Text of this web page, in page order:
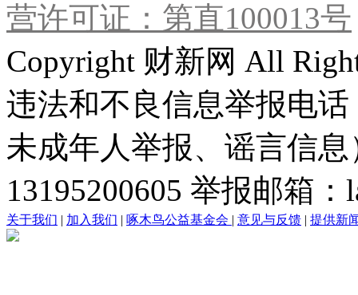
营许可证：第直100013号
Copyright 财新网 All
违法和不良信息举报电
未成年人举报、谣言信
13195200605 举报邮箱
关于我们 | 加入我们 | 啄木鸟公益基金会 | 意见与反馈 | 提供新